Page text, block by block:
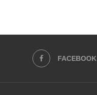
FACEBOOK